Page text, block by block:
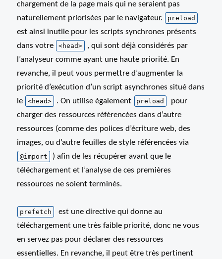
chargement de la page mais qui ne seraient pas
naturellement priorisées par le navigateur.
preload
est ainsi inutile pour les scripts synchrones présents
dans votre
<head>
, qui sont déjà considérés par
l’analyseur comme ayant une haute priorité. En
revanche, il peut vous permettre d’augmenter la
priorité d’exécution d’un script asynchrones situé dans
le
<head> . On utilise également preload
pour
charger des ressources référencées dans d’autre
ressources (comme des polices d’écriture web, des
images, ou d’autre feuilles de style référencées via
@import
) afin de les récupérer avant que le
téléchargement et l’analyse de ces premières
ressources ne soient terminés.
prefetch
est une directive qui donne au
téléchargement une très faible priorité, donc ne vous
en servez pas pour déclarer des ressources
essentielles. En revanche, il peut être très pertinent